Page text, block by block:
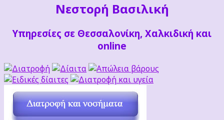
Νεστορή Βασιλική
Υπηρεσίες σε Θεσσαλονίκη, Χαλκιδική και
online